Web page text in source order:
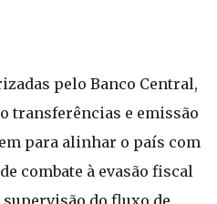
pelo Banco Central,
transferências e emissão
para alinhar o país com
combate à evasão fiscal
do fluxo de